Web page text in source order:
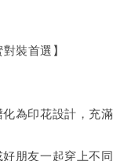
裝首選】
為印花設計，充滿
朋友一起穿上不同